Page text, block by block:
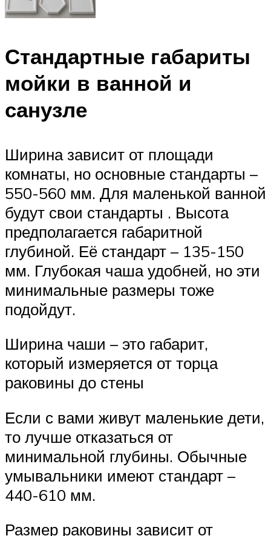
Стандартные габариты
мойки в ванной и
санузле
Ширина зависит от площади
комнаты, но основные стандарты –
550-560 мм. Для маленькой ванной
будут свои стандарты . Высота
предполагается габаритной
глубиной. Её стандарт – 135-150
мм. Глубокая чаша удобней, но эти
минимальные размеры тоже
подойдут.
Ширина чаши – это габарит,
который измеряется от торца
раковины до стены
Если с вами живут маленькие дети,
то лучше отказаться от
минимальной глубины. Обычные
умывальники имеют стандарт –
440-610 мм.
Размер раковины зависит от